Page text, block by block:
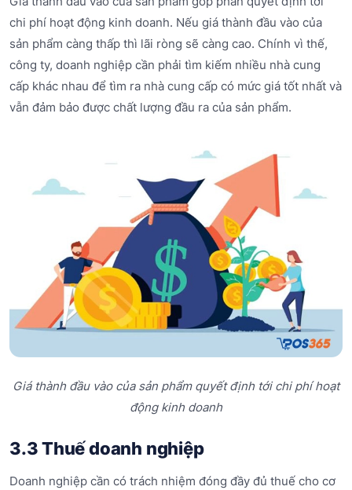
chi phí hoạt động kinh doanh. Nếu giá thành đầu vào của
sản phẩm càng thấp thì lãi ròng sẽ càng cao. Chính vì thế,
công ty, doanh nghiệp cần phải tìm kiếm nhiều nhà cung
cấp khác nhau để tìm ra nhà cung cấp có mức giá tốt nhất và
vẫn đảm bảo được chất lượng đầu ra của sản phẩm.
Giá thành đầu vào của sản phẩm quyết định tới chi phí hoạt
động kinh doanh
3.3 Thuế doanh nghiệp
Doanh nghiệp cần có trách nhiệm đóng đầy đủ thuế cho cơ